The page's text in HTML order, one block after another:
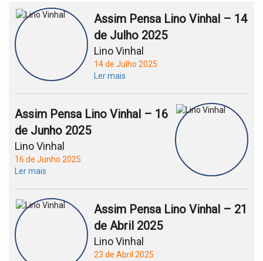
Assim Pensa Lino Vinhal – 14
de Julho 2025
Lino Vinhal
14 de Julho 2025
Ler mais
Assim Pensa Lino Vinhal – 16
de Junho 2025
Lino Vinhal
16 de Junho 2025
Ler mais
Assim Pensa Lino Vinhal – 21
de Abril 2025
Lino Vinhal
23 de Abril 2025